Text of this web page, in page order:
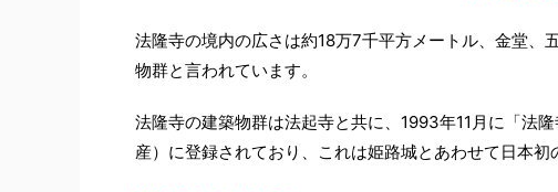
法隆寺の境内の広さは約18万7千平方メートル、金堂
物群と言われています。
法隆寺の建築物群は法起寺と共に、1993年11月に「法
産）に登録されており、これは姫路城とあわせて日本初